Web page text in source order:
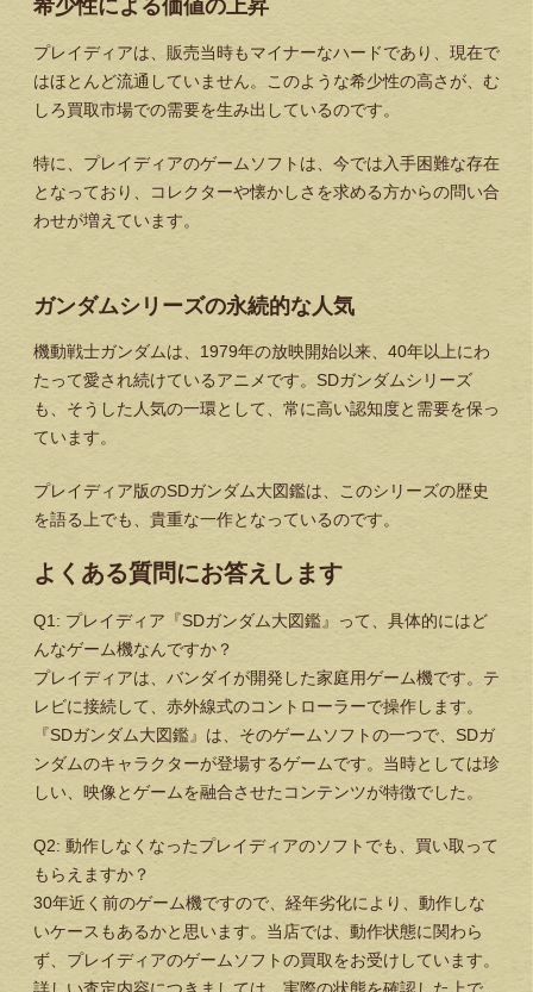
希少性による価値の上昇
プレイディアは、販売当時もマイナーなハードであり、現在で
はほとんど流通していません。このような希少性の高さが、む
しろ買取市場での需要を生み出しているのです。
特に、プレイディアのゲームソフトは、今では入手困難な存在
となっており、コレクターや懐かしさを求める方からの問い合
わせが増えています。
ガンダムシリーズの永続的な人気
機動戦士ガンダムは、1979年の放映開始以来、40年以上にわ
たって愛され続けているアニメです。SDガンダムシリーズ
も、そうした人気の一環として、常に高い認知度と需要を保っ
ています。
プレイディア版のSDガンダム大図鑑は、このシリーズの歴史
を語る上でも、貴重な一作となっているのです。
よくある質問にお答えします
Q1: プレイディア『SDガンダム大図鑑』って、具体的にはど
んなゲーム機なんですか？
プレイディアは、バンダイが開発した家庭用ゲーム機です。テ
レビに接続して、赤外線式のコントローラーで操作します。
『SDガンダム大図鑑』は、そのゲームソフトの一つで、SDガ
ンダムのキャラクターが登場するゲームです。当時としては珍
しい、映像とゲームを融合させたコンテンツが特徴でした。
Q2: 動作しなくなったプレイディアのソフトでも、買い取って
もらえますか？
30年近く前のゲーム機ですので、経年劣化により、動作しな
いケースもあるかと思います。当店では、動作状態に関わら
ず、プレイディアのゲームソフトの買取をお受けしています。